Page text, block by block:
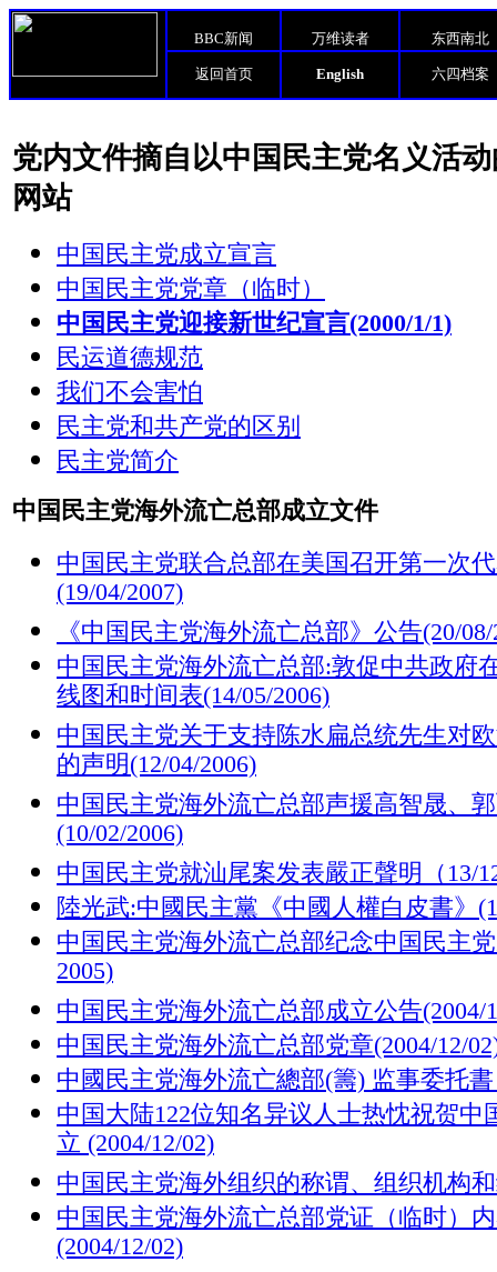
BBC新闻 万维读者 东西南北
返回首页 English 六四档案
党内文件摘自以中国民主党名义活
网站
中国民主党成立宣言
中国民主党党章（临时）
中国民主党迎接新世纪宣言(2000/1/1)
民运道德规范
我们不会害怕
民主党和共产党的区别
民主党简介
中国民主党海外流亡总部成立文件
中国民主党联合总部在美国召开第一次
(19/04/2007)
《中国民主党海外流亡总部》公告(20/08/
中国民主党海外流亡总部:敦促中共政府
线图和时间表(14/05/2006)
中国民主党关于支持陈水扁总统先生对
的声明(12/04/2006)
中国民主党海外流亡总部声援高智晟、
(10/02/2006)
中国民主党就汕尾案发表嚴正聲明（13/
陸光武:中國民主黨《中國人權白皮書》
中国民主党海外流亡总部纪念中国民主
2005)
中国民主党海外流亡总部成立公告(2004/
中国民主党海外流亡总部党章(2004/12/
中國民主党海外流亡總部(籌) 监事委托書
中国大陆122位知名异议人士热忱祝贺中
立 (2004/12/02)
中国民主党海外组织的称谓、组织机构
中国民主党海外流亡总部党证（临时）
(2004/12/02)